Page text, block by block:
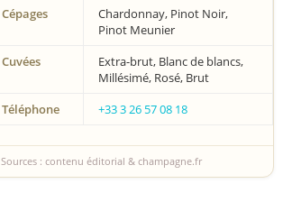
Cépages
Chardonnay, Pinot Noir,
Pinot Meunier
Cuvées
Extra-brut, Blanc de blancs,
Millésimé, Rosé, Brut
Téléphone
+33 3 26 57 08 18
Sources : contenu éditorial & champagne.fr